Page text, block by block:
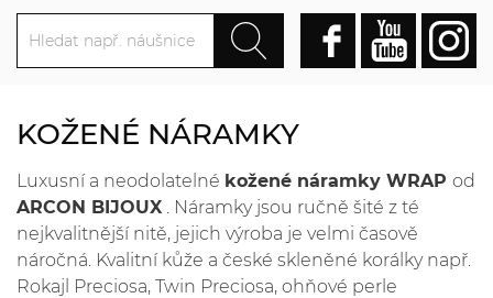
KOŽENÉ NÁRAMKY
Luxusní a neodolatelné kožené náramky WRAP od
ARCON BIJOUX . Náramky jsou ručně šité z té
nejkvalitnější nitě, jejich výroba je velmi časově
náročná. Kvalitní kůže a české skleněné korálky např.
Rokajl Preciosa, Twin Preciosa, ohňové perle